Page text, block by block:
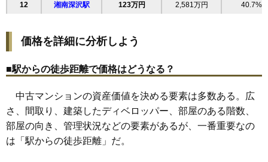
12 湘南深沢駅 123万円 2,581万円 40.7%
価格を詳細に分析しよう
■駅からの徒歩距離で価格はどうなる？
中古マンションの資産価値を決める要素は多数ある。広
さ、間取り、建築したディベロッパー、部屋のある階数、
部屋の向き、管理状況などの要素があるが、一番重要なの
は「駅からの徒歩距離」だ。